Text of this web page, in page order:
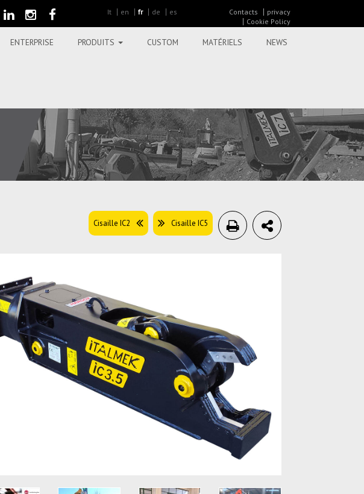
It en fr de es Contacts
privacy
Cookie Policy
ENTERPRISE PRODUITS CUSTOM MATÉRIELS NEWS
Cisaille IC2 Cisaille IC5